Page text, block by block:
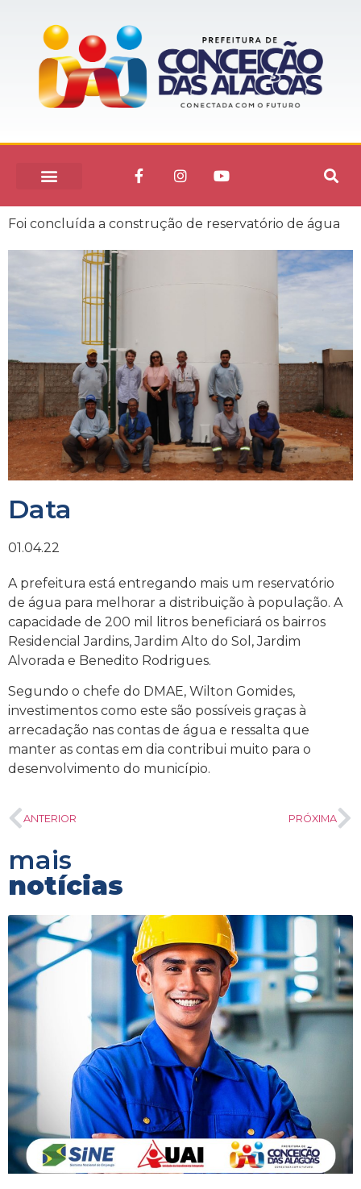
Foi concluída a construção de reservatório de água
Data
01.04.22
A prefeitura está entregando mais um reservatório
de água para melhorar a distribuição à população. A
capacidade de 200 mil litros beneficiará os bairros
Residencial Jardins, Jardim Alto do Sol, Jardim
Alvorada e Benedito Rodrigues.
Segundo o chefe do DMAE, Wilton Gomides,
investimentos como este são possíveis graças à
arrecadação nas contas de água e ressalta que
manter as contas em dia contribui muito para o
desenvolvimento do município.
ANTERIOR PRÓXIMA
mais
notícias